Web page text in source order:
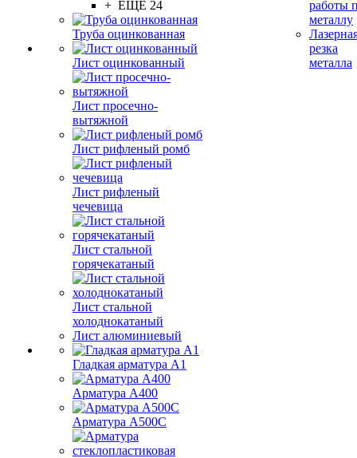
+ ЕЩЕ 24
Труба оцинкованная
Лист оцинкованный
Лист просечно-
вытяжной
Лист рифленый ромб
Лист рифленый
чечевица
Лист стальной
горячекатаный
Лист стальной
холоднокатаный
Лист алюминиевый
Гладкая арматура А1
Арматура А400
Арматура A500C
работы
металлу
резка
металла